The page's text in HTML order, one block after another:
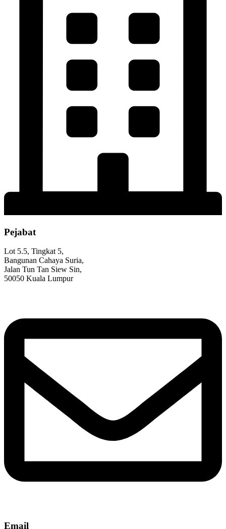
Pejabat
Lot 5.5, Tingkat 5,
Bangunan Cahaya Suria,
Jalan Tun Tan Siew Sin,
50050 Kuala Lumpur
Email